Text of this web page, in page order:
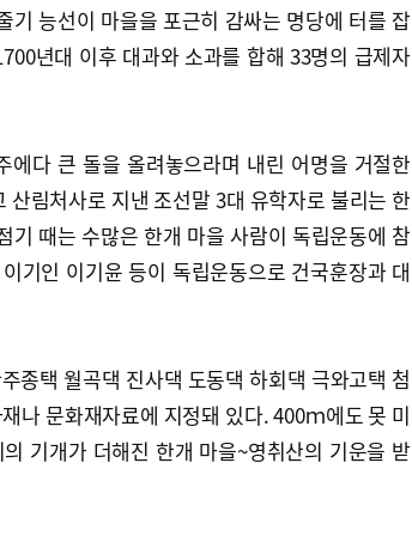
능선이 마을을 포근히 감싸는 명당에 터를 잡
년대 이후 대과와 소과를 합해 33명의 급제자
다 큰 돌을 올려놓으라며 내린 어명을 거절한
림처사로 지낸 조선말 3대 유학자로 불리는 한
기 때는 수많은 한개 마을 사람이 독립운동에 참
기인 이기윤 등이 독립운동으로 건국훈장과 대
종택 월곡댁 진사댁 도동댁 하회댁 극와고택 첨
나 문화재자료에 지정돼 있다. 400ｍ에도 못 미
기개가 더해진 한개 마을~영취산의 기운을 받